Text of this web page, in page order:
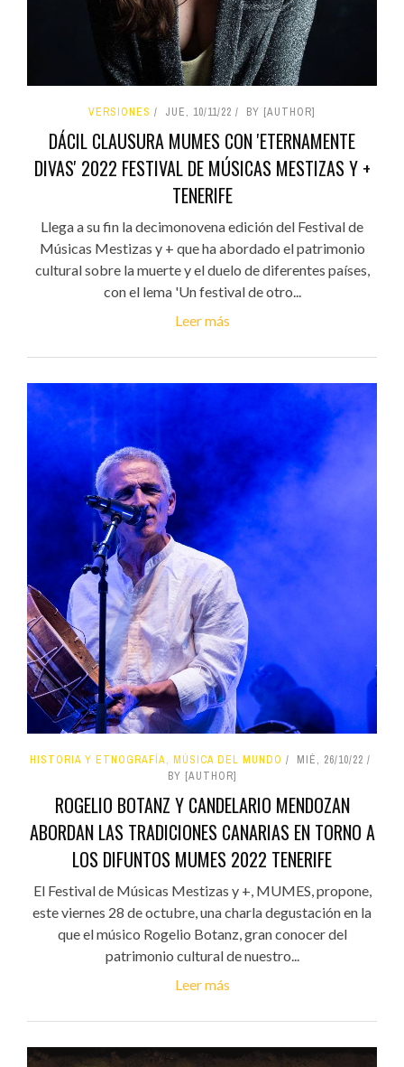
VERSIONES JUE, 10/11/22 BY [AUTHOR]
DÁCIL CLAUSURA MUMES CON 'ETERNAMENTE
DIVAS' 2022 FESTIVAL DE MÚSICAS MESTIZAS Y +
TENERIFE
Llega a su fin la decimonovena edición del Festival de
Músicas Mestizas y + que ha abordado el patrimonio
cultural sobre la muerte y el duelo de diferentes países,
con el lema 'Un festival de otro...
Leer más
HISTORIA Y ETNOGRAFÍA, MÚSICA DEL MUNDO
MIÉ, 26/10/22
BY [AUTHOR]
ROGELIO BOTANZ Y CANDELARIO MENDOZAN
ABORDAN LAS TRADICIONES CANARIAS EN TORNO A
LOS DIFUNTOS MUMES 2022 TENERIFE
El Festival de Músicas Mestizas y +, MUMES, propone,
este viernes 28 de octubre, una charla degustación en la
que el músico Rogelio Botanz, gran conocer del
patrimonio cultural de nuestro...
Leer más